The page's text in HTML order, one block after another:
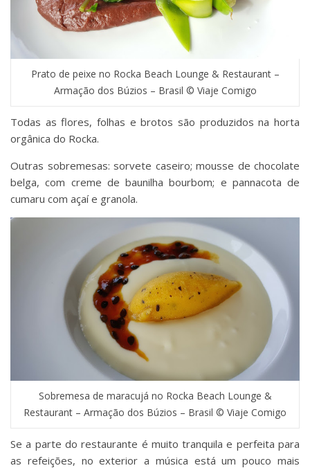
Prato de peixe no Rocka Beach Lounge & Restaurant –
Armação dos Búzios – Brasil © Viaje Comigo
Todas as flores, folhas e brotos são produzidos na horta
orgânica do Rocka.
Outras sobremesas: sorvete caseiro; mousse de chocolate
belga, com creme de baunilha bourbom; e pannacota de
cumaru com açaí e granola.
Sobremesa de maracujá no Rocka Beach Lounge &
Restaurant – Armação dos Búzios – Brasil © Viaje Comigo
Se a parte do restaurante é muito tranquila e perfeita para
as refeições, no exterior a música está um pouco mais